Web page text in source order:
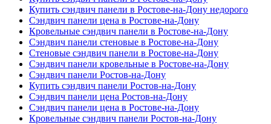
Купить сэндвич панели в Ростове-на-Дону недорого
Сэндвич панели цена в Ростове-на-Дону
Кровельные сэндвич панели в Ростове-на-Дону
Сэндвич панели стеновые в Ростове-на-Дону
Стеновые сэндвич панели в Ростове-на-Дону
Сэндвич панели кровельные в Ростове-на-Дону
Сэндвич панели Ростов-на-Дону
Купить сэндвич панели Ростов-на-Дону
Сэндвич панели цена Ростов-на-Дону
Сэндвич панели цена в Ростове-на-Дону
Кровельные сэндвич панели Ростов-на-Дону